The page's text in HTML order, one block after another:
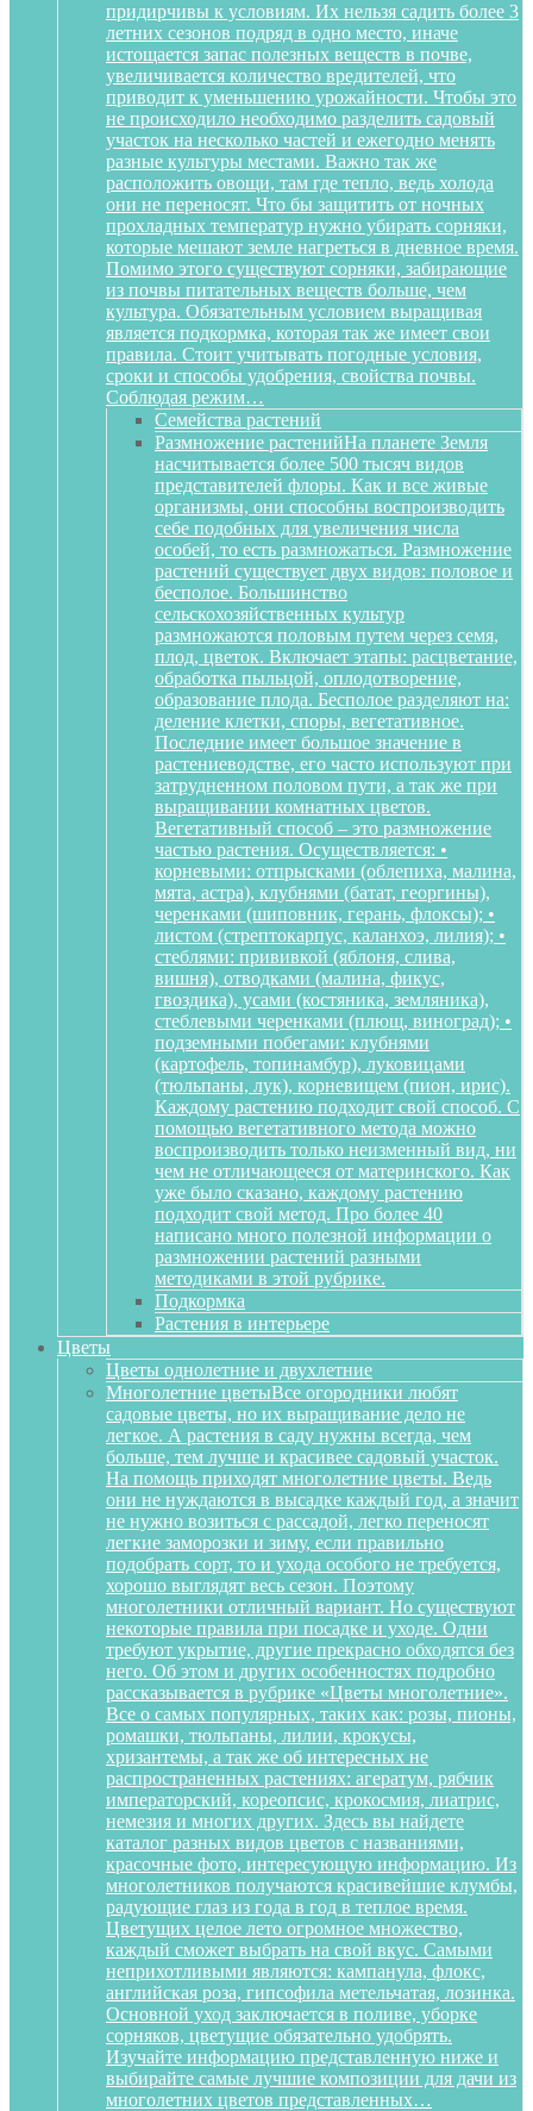
придирчивы к условиям. Их нельзя садить более 3
летних сезонов подряд в одно место, иначе
истощается запас полезных веществ в почве,
увеличивается количество вредителей, что
приводит к уменьшению урожайности. Чтобы это
не происходило необходимо разделить садовый
участок на несколько частей и ежегодно менять
разные культуры местами. Важно так же
расположить овощи, там где тепло, ведь холода
они не переносят. Что бы защитить от ночных
прохладных температур нужно убирать сорняки,
которые мешают земле нагреться в дневное время.
Помимо этого существуют сорняки, забирающие
из почвы питательных веществ больше, чем
культура. Обязательным условием выращивая
является подкормка, которая так же имеет свои
правила. Стоит учитывать погодные условия,
сроки и способы удобрения, свойства почвы.
Соблюдая режим…
Семейства растений
Размножение растенийНа планете Земля
насчитывается более 500 тысяч видов
представителей флоры. Как и все живые
организмы, они способны воспроизводить
себе подобных для увеличения числа
особей, то есть размножаться. Размножение
растений существует двух видов: половое и
бесполое. Большинство
сельскохозяйственных культур
размножаются половым путем через семя,
плод, цветок. Включает этапы: расцветание,
обработка пыльцой, оплодотворение,
образование плода. Бесполое разделяют на:
деление клетки, споры, вегетативное.
Последние имеет большое значение в
растениеводстве, его часто используют при
затрудненном половом пути, а так же при
выращивании комнатных цветов.
Вегетативный способ – это размножение
частью растения. Осуществляется: •
корневыми: отпрысками (облепиха, малина,
мята, астра), клубнями (батат, георгины),
черенками (шиповник, герань, флоксы); •
листом (стрептокарпус, каланхоэ, лилия); •
стеблями: прививкой (яблоня, слива,
вишня), отводками (малина, фикус,
гвоздика), усами (костяника, земляника),
стеблевыми черенками (плющ, виноград); •
подземными побегами: клубнями
(картофель, топинамбур), луковицами
(тюльпаны, лук), корневищем (пион, ирис).
Каждому растению подходит свой способ. С
помощью вегетативного метода можно
воспроизводить только неизменный вид, ни
чем не отличающееся от материнского. Как
уже было сказано, каждому растению
подходит свой метод. Про более 40
написано много полезной информации о
размножении растений разными
методиками в этой рубрике.
Подкормка
Растения в интерьере
Цветы
Цветы однолетние и двухлетние
Многолетние цветыВсе огородники любят
садовые цветы, но их выращивание дело не
легкое. А растения в саду нужны всегда, чем
больше, тем лучше и красивее садовый участок.
На помощь приходят многолетние цветы. Ведь
они не нуждаются в высадке каждый год, а значит
не нужно возиться с рассадой, легко переносят
легкие заморозки и зиму, если правильно
подобрать сорт, то и ухода особого не требуется,
хорошо выглядят весь сезон. Поэтому
многолетники отличный вариант. Но существуют
некоторые правила при посадке и уходе. Одни
требуют укрытие, другие прекрасно обходятся без
него. Об этом и других особенностях подробно
рассказывается в рубрике «Цветы многолетние».
Все о самых популярных, таких как: розы, пионы,
ромашки, тюльпаны, лилии, крокусы,
хризантемы, а так же об интересных не
распространенных растениях: агератум, рябчик
императорский, кореопсис, крокосмия, лиатрис,
немезия и многих других. Здесь вы найдете
каталог разных видов цветов с названиями,
красочные фото, интересующую информацию. Из
многолетников получаются красивейшие клумбы,
радующие глаз из года в год в теплое время.
Цветущих целое лето огромное множество,
каждый сможет выбрать на свой вкус. Самыми
неприхотливыми являются: кампанула, флокс,
английская роза, гипсофила метельчатая, лозинка.
Основной уход заключается в поливе, уборке
сорняков, цветущие обязательно удобрять.
Изучайте информацию представленную ниже и
выбирайте самые лучшие композиции для дачи из
многолетних цветов представленных…